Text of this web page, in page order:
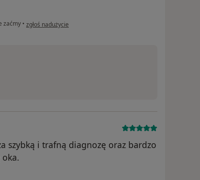
zaćmy • w opinii użytkownika Konto zostało usunięte
zgłoś nadużycie
szybką i trafną diagnozę oraz bardzo